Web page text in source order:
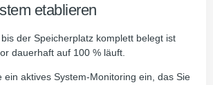
etablieren
der Speicherplatz komplett belegt ist
dauerhaft auf 100 % läuft.
ein aktives System-Monitoring ein, das Sie